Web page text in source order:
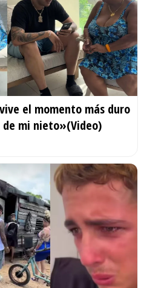
el momento más duro
mi nieto»(Video)